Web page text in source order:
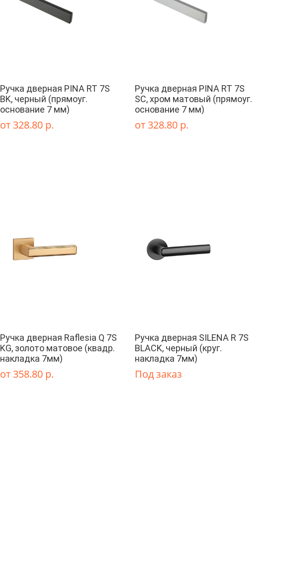
Ручка дверная PINA RT 7S
BK, черный (прямоуг.
основание 7 мм)
от 328.80 р.
Ручка дверная PINA RT 7S
SC, хром матовый (прямоуг.
основание 7 мм)
от 328.80 р.
Ручка дверная Raflesia Q 7S
KG, золото матовое (квадр.
накладка 7мм)
от 358.80 р.
Ручка дверная SILENA R 7S
BLACK, черный (круг.
накладка 7мм)
Под заказ